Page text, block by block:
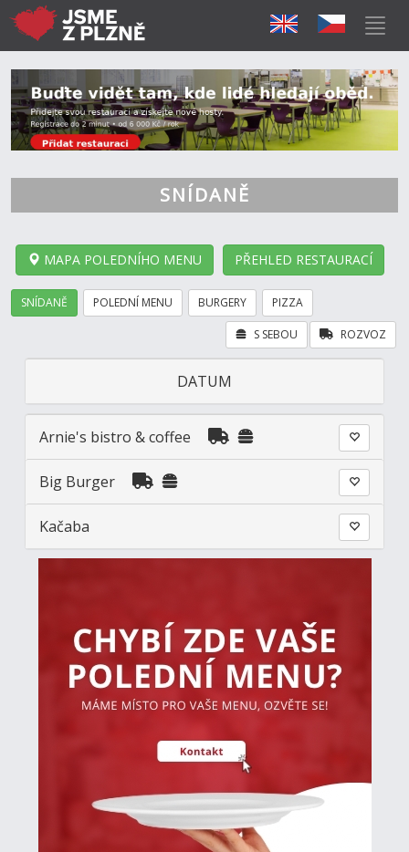
SNÍDANĚ
MAPA POLEDNÍHO MENU PŘEHLED RESTAURACÍ
SNÍDANĚ POLEDNÍ MENU BURGERY PIZZA
ROZVOZ
S SEBOU
DATUM
Arnie's bistro & coffee
Big Burger
Kačaba